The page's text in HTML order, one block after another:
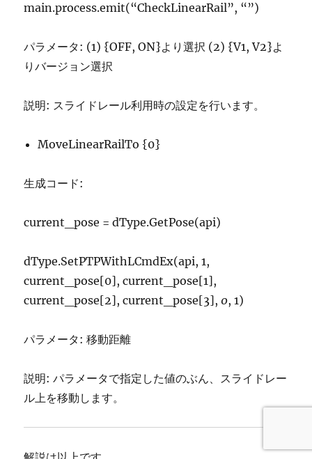
main.process.emit(“CheckLinearRail”, “”)
パラメータ: (1) {OFF, ON}より選択 (2) {V1, V2}よ
りバージョン選択
説明: スライドレール利用時の設定を行います。
MoveLinearRailTo {0}
生成コード:
current_pose = dType.GetPose(api)
dType.SetPTPWithLCmdEx(api, 1,
current_pose[0], current_pose[1],
current_pose[2], current_pose[3],0, 1)
パラメータ: 移動距離
説明: パラメータで指定した値のぶん、スライドレー
ル上を移動します。